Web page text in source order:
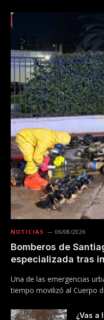
NOTICIAS 06/08/2026
Bomberos de
especializada tras
Una de las emergencias
tiempo movilizó al Cuerpo
¿Vas a